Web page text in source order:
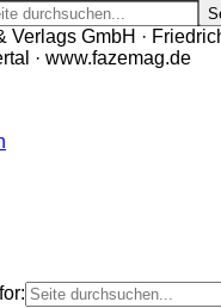
Verlags GmbH ·
· www.fazemag.de